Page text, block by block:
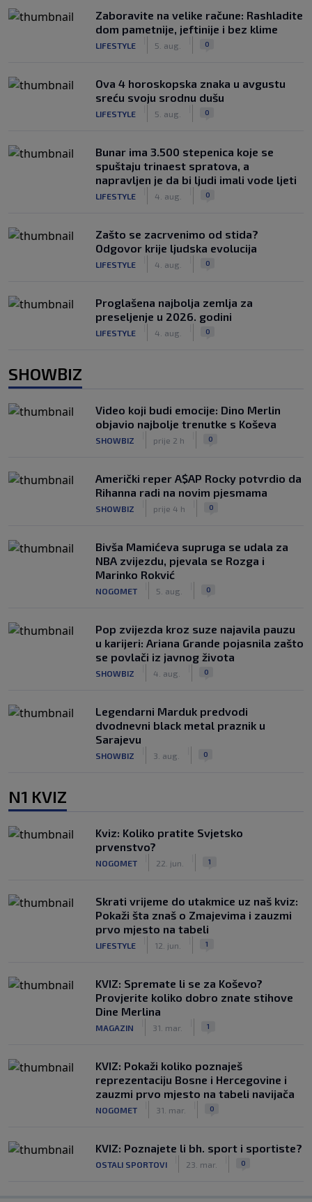
Zaboravite na velike račune: Rashladite
dom pametnije, jeftinije i bez klime
LIFESTYLE 5. aug. 0
Ova 4 horoskopska znaka u avgustu
sreću svoju srodnu dušu
LIFESTYLE 5. aug. 0
Bunar imа 3.500 stepenica koje se
spuštaju trinaest spratova, a
napravljen je da bi ljudi imali vode ljeti
LIFESTYLE 4. aug. 0
Zašto se zacrvenimo od stida?
Odgovor krije ljudska evolucija
LIFESTYLE 4. aug. 0
Proglašena najbolja zemlja za
preseljenje u 2026. godini
LIFESTYLE 4. aug. 0
SHOWBIZ
Video koji budi emocije: Dino Merlin
objavio najbolje trenutke s Koševa
SHOWBIZ prije 2 h 0
Američki reper A$AP Rocky potvrdio da
Rihanna radi na novim pjesmama
SHOWBIZ prije 4 h 0
Bivša Mamićeva supruga se udala za
NBA zvijezdu, pjevala se Rozga i
Marinko Rokvić
NOGOMET 5. aug. 0
Pop zvijezda kroz suze najavila pauzu
u karijeri: Ariana Grande pojasnila zašto
se povlači iz javnog života
SHOWBIZ 4. aug. 0
Legendarni Marduk predvodi
dvodnevni black metal praznik u
Sarajevu
SHOWBIZ 3. aug. 0
N1 KVIZ
Kviz: Koliko pratite Svjetsko
prvenstvo?
NOGOMET 22. jun. 1
Skrati vrijeme do utakmice uz naš kviz:
Pokaži šta znaš o Zmajevima i zauzmi
prvo mjesto na tabeli
LIFESTYLE 12. jun. 1
KVIZ: Spremate li se za Koševo?
Provjerite koliko dobro znate stihove
Dine Merlina
MAGAZIN 31. mar. 1
KVIZ: Pokaži koliko poznaješ
reprezentaciju Bosne i Hercegovine i
zauzmi prvo mjesto na tabeli navijača
NOGOMET 31. mar. 0
KVIZ: Poznajete li bh. sport i sportiste?
OSTALI SPORTOVI 23. mar. 0